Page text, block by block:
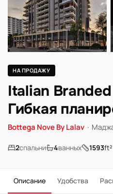
НА ПРОДАЖУ
Italian Branded
Гибкая
Bottega Nove By Lalav ·
2спальни 4ванных 1593ft²
Описание Удобства